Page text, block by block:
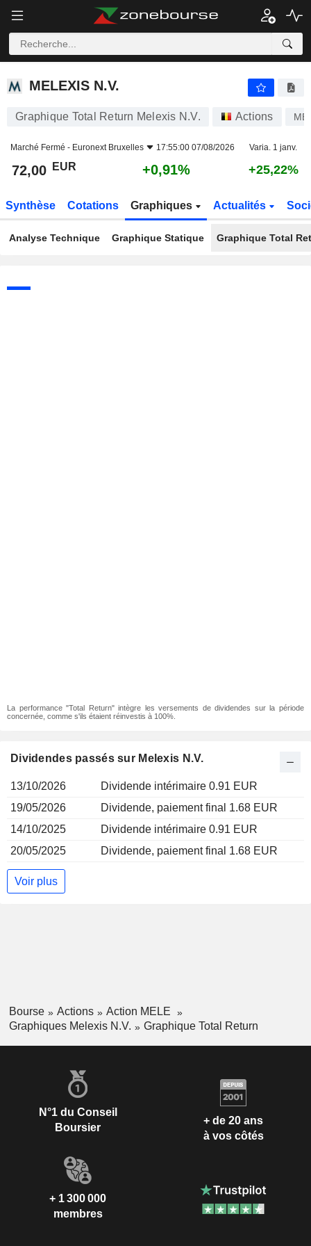
MELEXIS N.V.
MELEXIS N.V.
Graphique Total Return Melexis N.V. Actions
Marché Fermé - Euronext Bruxelles 17:55:00 07/08/2026 Varia. 1 janv.
72,00 EUR +0,91% +25,22%
Synthèse Cotations Graphiques Actualités
Analyse Technique Graphique Statique Graphique Total
La performance "Total Return" intègre les versements de dividendes sur la période
concernée, comme s'ils étaient réinvestis à 100%.
Dividendes passés sur Melexis N.V.
13/10/2026
Dividende intérimaire 0.91 EUR
19/05/2026
Dividende, paiement final 1.68 EUR
14/10/2025
Dividende intérimaire 0.91 EUR
20/05/2025
Dividende, paiement final 1.68 EUR
Voir plus
Bourse Actions
Action MELE
Graphiques Melexis N.V.
Graphique Total Return
N°1 du Conseil
Boursier
+ de 20 ans
à vos côtés
+ 1 300 000
membres